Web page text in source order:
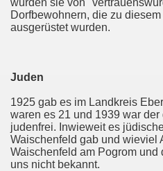
wurden sie von
Dorfbewohnern, die zu
ausgerüstet wurden.
Juden
1925 gab es im Landkreis
waren es 21 und 1939 war
judenfrei. Inwieweit es
Waischenfeld gab und wieviel
Waischenfeld am Pogrom und
uns nicht bekannt.